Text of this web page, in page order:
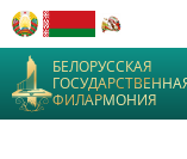
БЕЛОРУССКАЯ
ФИЛАРМОНИЯ